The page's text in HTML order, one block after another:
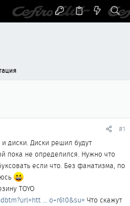
#1
диски. Диски решил будут
пока не определился. Нужно что
если что. Без фанатизма, по
TOYO
... o+r610&su= Что скажут